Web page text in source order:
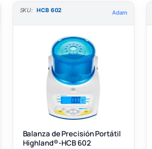
SKU: HCB 602 Adam
Balanza de Precisión Portátil
Highland®-HCB 602